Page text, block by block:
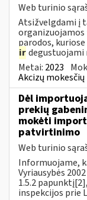
Web turinio
Atsižvelgdami į
parodos,
irdegustuojami
Metai: 2023
Akcizų
Dėl
prekių
mokėti
patvirtinimo
Web turinio
Informuojame,
Vyriausybės
1.5.2
inspekcijos prie